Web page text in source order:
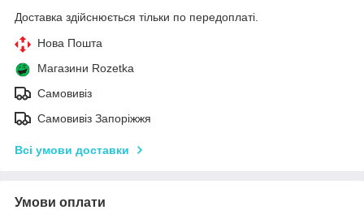
Доставка здійснюється тільки по передоплаті.
Нова Пошта
Магазини Rozetka
Самовивіз
Самовивіз Запоріжжя
Всі умови доставки
Умови оплати